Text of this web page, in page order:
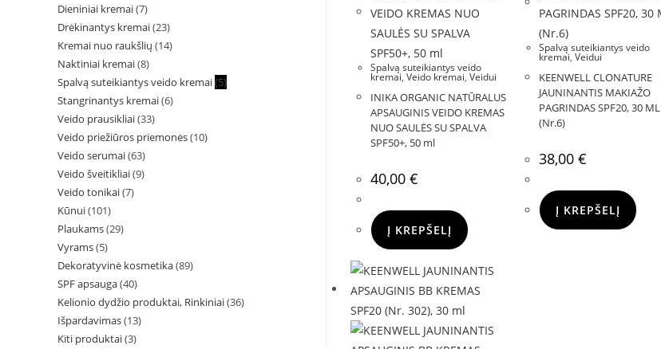
Spalvą suteikiantys veido
kremai, Veido kremai, Veidui
INIKA ORGANIC NATŪRALUS
APSAUGINIS VEIDO KREMAS
NUO SAULĖS SU SPALVA
SPF50+, 50 ml
40,00 €
Į KREPŠELĮ
Spalvą suteikiantys veido
kremai,Veidui
KEENWELL CLONATURE
JAUNINANTIS MAKIAŽO
PAGRINDAS SPF20, 30 ML
(Nr.6)
38,00€
Į KREPŠELĮ
Dieniniai kremai(7)
Drėkinantys kremai(23)
Kremai nuo raukšlių (14)
Naktiniai kremai(8)
Spalvą suteikiantys veido kremai(5)
Stangrinantys kremai(6)
Veido prausikliai(33)
Veido priežiūros priemonės(10)
Veido serumai(63)
Veido šveitikliai(9)
Veido tonikai(7)
Kūnui(101)
Plaukams(29)
Vyrams(5)
Dekoratyvinė kosmetika(89)
SPF apsauga(40)
Kelionio dydžio produktai, Rinkiniai(36)
Išpardavimas(13)
Kiti produktai(3)